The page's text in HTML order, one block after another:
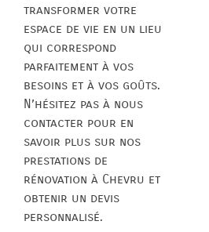
transformer votre
espace de vie en un lieu
qui correspond
parfaitement à vos
besoins et à vos goûts.
N’hésitez pas à nous
contacter pour en
savoir plus sur nos
prestations de
rénovation à Chevru et
obtenir un devis
personnalisé.